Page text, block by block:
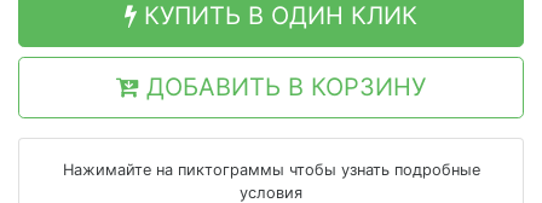
КУПИТЬ В ОДИН КЛИК
ДОБАВИТЬ В КОРЗИНУ
Нажимайте на пиктограммы чтобы узнать подробные
условия